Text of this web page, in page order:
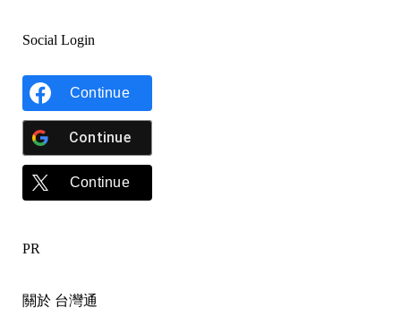
Social Login
Continue
Continue
Continue
PR
關於 台灣通